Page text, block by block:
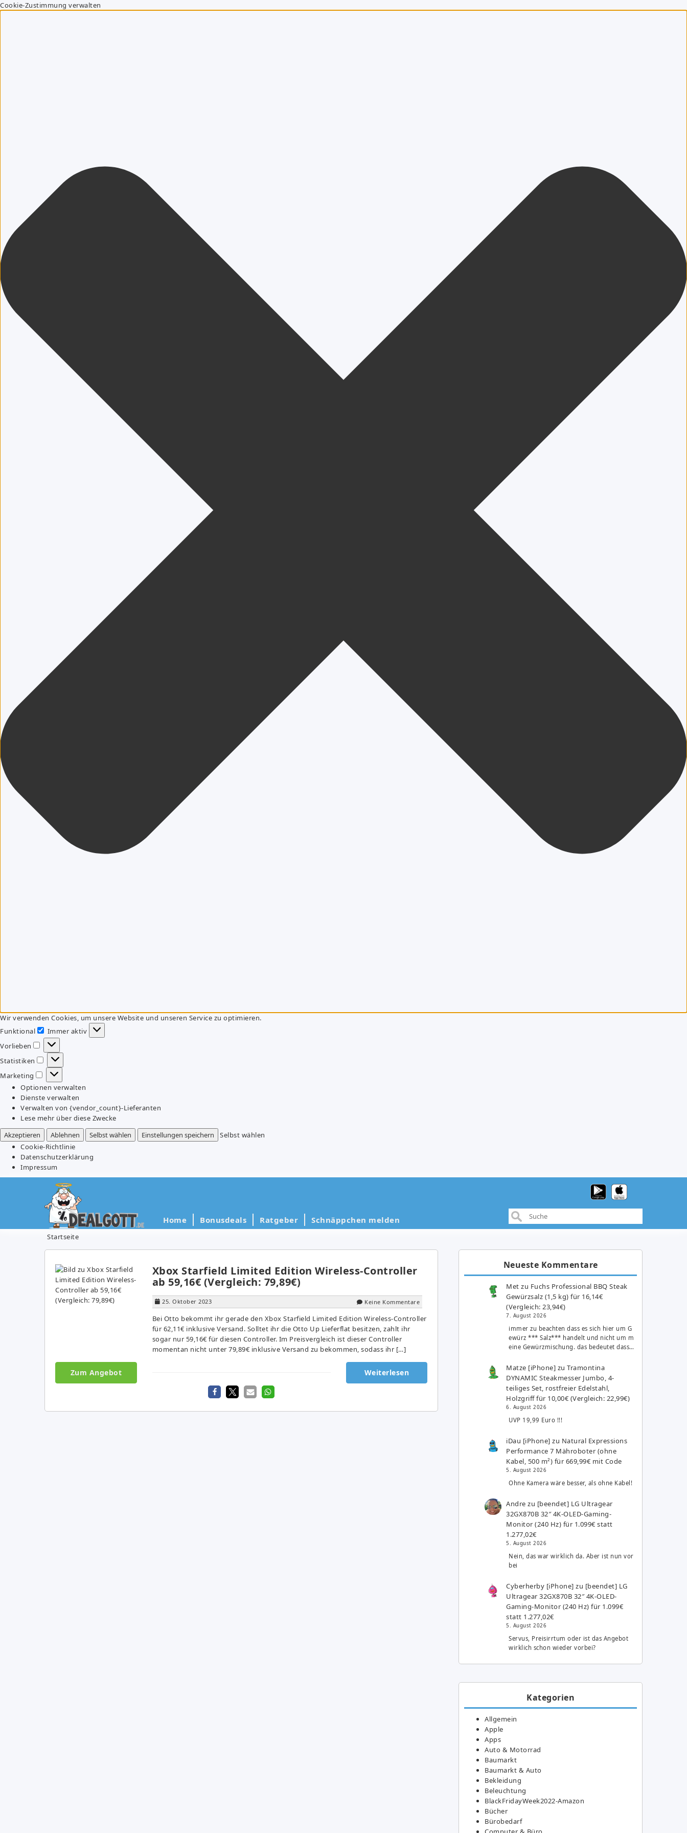
Cookie-Zustimmung verwalten
Wir verwenden Cookies, um unsere Website und unseren Service zu optimieren.
Funktional
Funktional
Immer aktiv
Vorlieben
Vorlieben
Statistiken
Statistiken
Marketing
Marketing
Optionen verwalten
Dienste verwalten
Verwalten von {vendor_count}-Lieferanten
Lese mehr über diese Zwecke
Akzeptieren
Ablehnen Selbst wählen Einstellungen speichern
Selbst wählen
Cookie-Richtlinie
Datenschutzerklärung
Impressum
Home Bonusdeals Ratgeber Schnäppchen melden
Startseite
Xbox Starfield Limited Edition Wireless-Controller
ab 59,16€ (Vergleich: 79,89€)
25. Oktober 2023 Keine Kommentare
Bei Otto bekommt ihr gerade den Xbox Starfield Limited Edition Wireless-Controller
für 62,11€ inklusive Versand. Solltet ihr die Otto Up Lieferflat besitzen, zahlt ihr
sogar nur 59,16€ für diesen Controller. Im Preisvergleich ist dieser Controller
momentan nicht unter 79,89€ inklusive Versand zu bekommen, sodass ihr […]
Zum Angebot Weiterlesen
Neueste Kommentare
Met zu Fuchs Professional BBQ Steak
Gewürzsalz (1,5 kg) für 16,14€
(Vergleich: 23,94€)
7. August 2026
immer zu beachten dass es sich hier um G
ewürz *** Salz*** handelt und nicht um m
eine Gewürzmischung. das bedeutet dass…
Matze [iPhone] zuTramontina
DYNAMIC Steakmesser Jumbo, 4-
teiliges Set, rostfreier Edelstahl,
Holzgriff für 10,00€ (Vergleich: 22,99€)
6. August 2026
UVP 19,99 Euro !!!
iDau [iPhone] zu Natural Expressions
Performance 7 Mähroboter (ohne
Kabel, 500 m²) für 669,99€ mit Code
5. August 2026
Ohne Kamera wäre besser, als ohne Kabel!
Andre zu [beendet] LG Ultragear
32GX870B 32″ 4K-OLED-Gaming-
Monitor (240 Hz) für 1.099€ statt
1.277,02€
5. August 2026
Nein, das war wirklich da. Aber ist nun vor
bei
Cyberherby [iPhone] zu [beendet] LG
Ultragear 32GX870B 32″ 4K-OLED-
Gaming-Monitor (240 Hz) für 1.099€
statt 1.277,02€
5. August 2026
Servus, Preisirrtum oder ist das Angebot
wirklich schon wieder vorbei?
Kategorien
Allgemein
Apple
Apps
Auto & Motorrad
Baumarkt
Baumarkt & Auto
Bekleidung
Beleuchtung
BlackFridayWeek2022-Amazon
Bücher
Bürobedarf